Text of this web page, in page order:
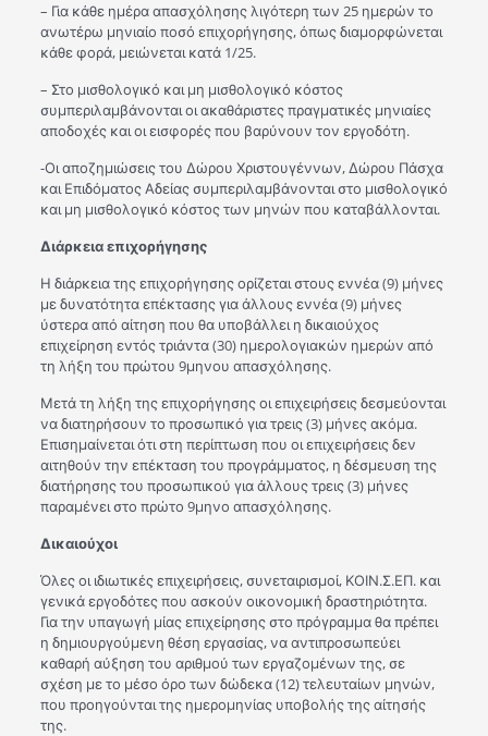
– Για κάθε ημέρα απασχόλησης λιγότερη των 25 ημερών το
ανωτέρω μηνιαίο ποσό επιχορήγησης, όπως διαμορφώνεται
κάθε φορά, μειώνεται κατά 1/25.
– Στο μισθολογικό και μη μισθολογικό κόστος
συμπεριλαμβάνονται οι ακαθάριστες πραγματικές μηνιαίες
αποδοχές και οι εισφορές που βαρύνουν τον εργοδότη.
-Οι αποζημιώσεις του Δώρου Χριστουγέννων, Δώρου Πάσχα
και Επιδόματος Αδείας συμπεριλαμβάνονται στο μισθολογικό
και μη μισθολογικό κόστος των μηνών που καταβάλλονται.
Διάρκεια επιχορήγησης
Η διάρκεια της επιχορήγησης ορίζεται στους εννέα (9) μήνες
με δυνατότητα επέκτασης για άλλους εννέα (9) μήνες
ύστερα από αίτηση που θα υποβάλλει η δικαιούχος
επιχείρηση εντός τριάντα (30) ημερολογιακών ημερών από
τη λήξη του πρώτου 9μηνου απασχόλησης.
Μετά τη λήξη της επιχορήγησης οι επιχειρήσεις δεσμεύονται
να διατηρήσουν το προσωπικό για τρεις (3) μήνες ακόμα.
Επισημαίνεται ότι στη περίπτωση που οι επιχειρήσεις δεν
αιτηθούν την επέκταση του προγράμματος, η δέσμευση της
διατήρησης του προσωπικού για άλλους τρεις (3) μήνες
παραμένει στο πρώτο 9μηνο απασχόλησης.
Δικαιούχοι
Όλες οι ιδιωτικές επιχειρήσεις, συνεταιρισμοί, ΚΟΙΝ.Σ.ΕΠ. και
γενικά εργοδότες που ασκούν οικονομική δραστηριότητα.
Για την υπαγωγή μίας επιχείρησης στο πρόγραμμα θα πρέπει
η δημιουργούμενη θέση εργασίας, να αντιπροσωπεύει
καθαρή αύξηση του αριθμού των εργαζομένων της, σε
σχέση με το μέσο όρο των δώδεκα (12) τελευταίων μηνών,
που προηγούνται της ημερομηνίας υποβολής της αίτησής
της.